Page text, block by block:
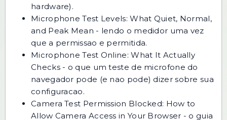
hardware).
Microphone Test Levels: What Quiet, Normal,
and Peak Mean - lendo o medidor uma vez
que a permissao e permitida.
Microphone Test Online: What It Actually
Checks- o que um teste de microfone do
navegador pode (e nao pode) dizer sobre sua
configuracao.
Camera Test Permission Blocked: How to
Allow Camera Access in Your Browser - o guia